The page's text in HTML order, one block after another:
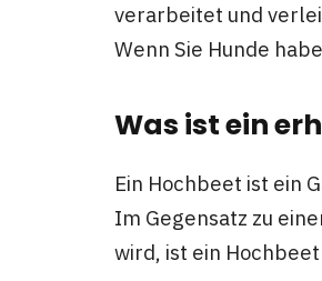
verarbeitet und
Wenn Sie Hunde
Was ist ein
Ein Hochbeet ist ein
Im Gegensatz zu
wird, ist ein